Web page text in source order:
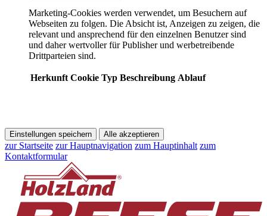
Marketing-Cookies werden verwendet, um Besuchern auf
Webseiten zu folgen. Die Absicht ist, Anzeigen zu zeigen, die
relevant und ansprechend für den einzelnen Benutzer sind
und daher wertvoller für Publisher und werbetreibende
Drittparteien sind.
Herkunft Cookie Typ Beschreibung Ablauf
Einstellungen speichern Alle akzeptieren
zur Startseite zur Hauptnavigation zum Hauptinhalt zum
Kontaktformular